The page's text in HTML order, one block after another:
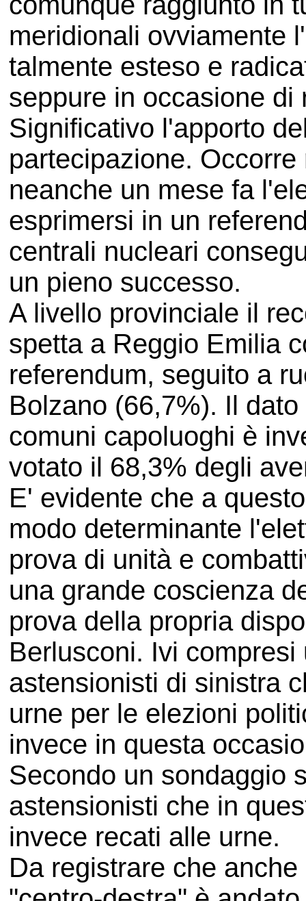
meridionali ovviamente
talmente esteso e
seppure in occasione di
Significativo l'apporto
partecipazione.
neanche un mese fa
esprimersi in un
centrali nucleari
un pieno successo.
A livello provinciale il
spetta a Reggio Emilia
referendum, seguito a
Bolzano (66,7%). Il
comuni capoluoghi è
votato il 68,3% degli
E' evidente che a
modo determinante
prova di unità e
una grande coscienza
prova della propria
Berlusconi. Ivi
astensionisti di sinistra
urne per le elezioni
invece in questa
Secondo un sondaggio
astensionisti che in
invece recati alle urne.
Da registrare che